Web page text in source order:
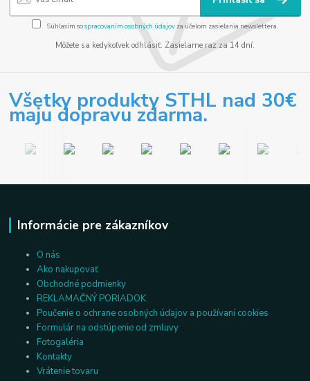
Súhlasím sospracovaním osobných údajov za účelom zasielania newslettera.
Môžete sa kedykoľvek odhlásiť. Zasielame raz za 14 dní.
Všetky produkty STHL nad 30€
maju dopravu zdarma.
Informácie pre zákazníkov
O nás
Ako nakupovať
Obchodné podmienky
REKLAMAČNÝ PORIADOK
Poučenie o ochrane osobných údajov a používaní cookies
Formulár na odstúpenie od zmluvy
Fotogaléria
Kontakty
Vrátenie tovaru